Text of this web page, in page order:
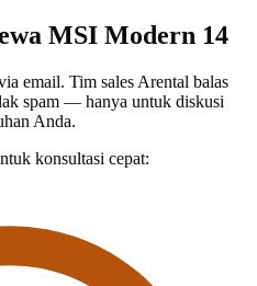
MSI Modern 14
email. Tim sales Arental balas
spam — hanya untuk diskusi
Anda.
konsultasi cepat: